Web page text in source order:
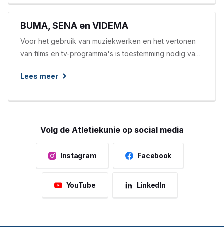
BUMA, SENA en VIDEMA
Voor het gebruik van muziekwerken en het vertonen
van films en tv-programma's is toestemming nodig van
uitvoerende artiesten e.d.). Dit is wettelijk geregeld in
Naburige Rechten (SENA).
Lees meer
Volg de Atletiekunie op social media
Instagram Facebook
YouTube LinkedIn